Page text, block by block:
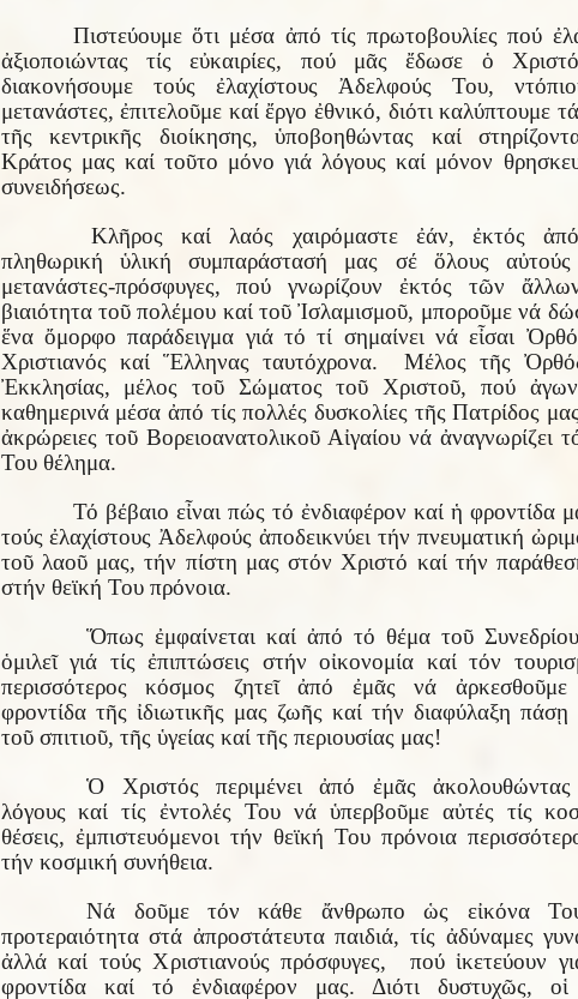
Πιστεύουμε ὅτι μέσα ἀπό τίς πρωτοβουλίες πού
ἀξιοποιώντας τίς εὐκαιρίες, πού μᾶς ἔδωσε ὁ
διακονήσουμε τούς ἐλαχίστους Ἀδελφούς Του,
μετανάστες, ἐπιτελοῦμε καί ἔργο ἐθνικό, διότι καλύπτουμε
τῆς κεντρικῆς διοίκησης, ὑποβοηθώντας καί
Κράτος μας καί τοῦτο μόνο γιά λόγους καί μόνον
συνειδήσεως.
Κλῆρος καί λαός χαιρόμαστε ἐάν, ἐκτός
πληθωρική ὑλική συμπαράστασή μας σέ ὅλους αὐτούς
μετανάστες-πρόσφυγες, πού γνωρίζουν ἐκτός τῶν
βιαιότητα τοῦ πολέμου καί τοῦ Ἰσλαμισμοῦ, μποροῦμε νά
ἕνα ὄμορφο παράδειγμα γιά τό τί σημαίνει νά εἶσαι
Χριστιανός καί Ἕλληνας ταυτόχρονα. Μέλος τῆς
Ἐκκλησίας, μέλος τοῦ Σώματος τοῦ Χριστοῦ, πού
καθημερινά μέσα ἀπό τίς πολλές δυσκολίες τῆς Πατρίδος
ἀκρώρειες τοῦ Βορειοανατολικοῦ Αἰγαίου νά ἀναγνωρίζει
Του θέλημα.
Τό βέβαιο εἶναι πώς τό ἐνδιαφέρον καί ἡ φροντίδα
τούς ἐλαχίστους Ἀδελφούς ἀποδεικνύει τήν πνευματική
τοῦ λαοῦ μας, τήν πίστη μας στόν Χριστό καί τήν
στήν θεϊκή Του πρόνοια.
Ὅπως ἐμφαίνεται καί ἀπό τό θέμα τοῦ
ὁμιλεῖ γιά τίς ἐπιπτώσεις στήν οἰκονομία καί τόν
περισσότερος κόσμος ζητεῖ ἀπό ἐμᾶς νά ἀρκεσθοῦμε
φροντίδα τῆς ἰδιωτικῆς μας ζωῆς καί τήν διαφύλαξη πάσῃ
τοῦ σπιτιοῦ, τῆς ὑγείας καί τῆς περιουσίας μας!
Ὁ Χριστός περιμένει ἀπό ἐμᾶς
λόγους καί τίς ἐντολές Του νά ὑπερβοῦμε αὐτές τίς
θέσεις, ἐμπιστευόμενοι τήν θεϊκή Του πρόνοια
τήν κοσμική συνήθεια.
Νά δοῦμε τόν κάθε ἄνθρωπο ὡς εἰκόνα
προτεραιότητα στά ἀπροστάτευτα παιδιά, τίς ἀδύναμες
ἀλλά καί τούς Χριστιανούς πρόσφυγες, πού ἱκετεύουν
φροντίδα καί τό ἐνδιαφέρον μας. Διότι δυστυχῶς, οἱ